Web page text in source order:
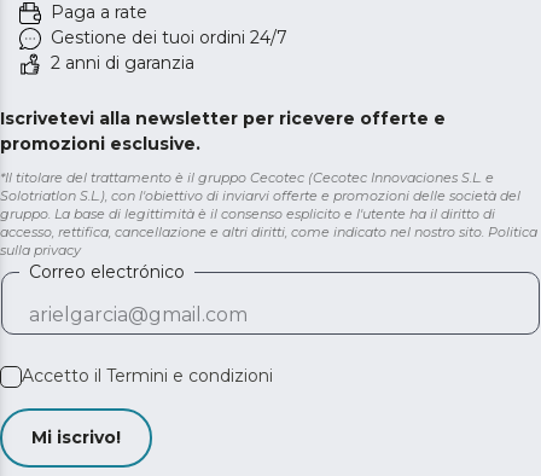
Paga a rate
Gestione dei tuoi ordini 24/7
2 anni di garanzia
Iscrivetevi alla newsletter per ricevere offerte e
promozioni esclusive.
*Il titolare del trattamento è il gruppo Cecotec (Cecotec Innovaciones S.L. e
Solotriatlon S.L.), con l'obiettivo di inviarvi offerte e promozioni delle società del
gruppo. La base di legittimità è il consenso esplicito e l'utente ha il diritto di
accesso, rettifica, cancellazione e altri diritti, come indicato nel nostro sito. Politica
sulla privacy
Correo electrónico
Accetto il Termini e condizioni
Mi iscrivo!